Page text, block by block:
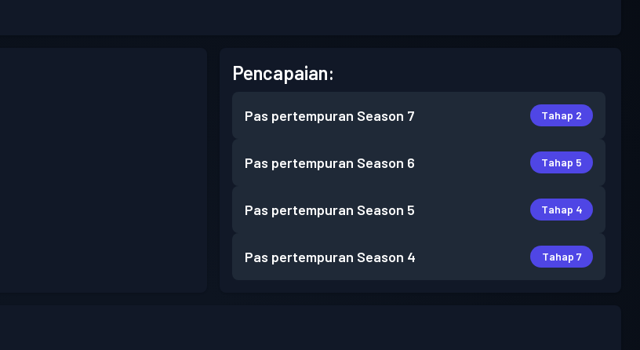
Pencapaian:
Pas pertempuran Season 7 Tahap 2
Pas pertempuran Season 6 Tahap 5
Pas pertempuran Season 5 Tahap 4
Pas pertempuran Season 4 Tahap 7